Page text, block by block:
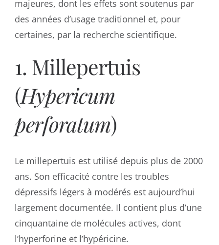
majeures, dont les effets sont soutenus par
des années d’usage traditionnel et, pour
certaines, par la recherche scientifique.
1. Millepertuis
(Hypericum
perforatum)
Le millepertuis est utilisé depuis plus de 2000
ans. Son efficacité contre les troubles
dépressifs légers à modérés est aujourd’hui
largement documentée. Il contient plus d’une
cinquantaine de molécules actives, dont
l’hyperforine et l’hypéricine.